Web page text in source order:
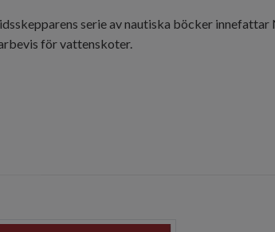
serie av nautiska böcker innefattar
för vattenskoter.